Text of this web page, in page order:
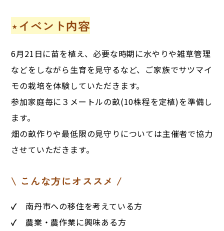
⋆イベント内容
6月21日に苗を植え、必要な時期に水やりや雑草管理
などをしながら生育を見守るなど、ご家族でサツマイ
モの栽培を体験していただきます。
参加家庭毎に３メートルの畝(10株程を定植)を準備し
ます。
畑の畝作りや最低限の見守りについては主催者で協力
させていただきます。
\ こんな方にオススメ /
✓ 南丹市への移住を考えている方
✓ 農業・農作業に興味ある方